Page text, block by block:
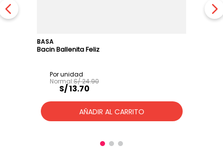
BASA
Bacin Ballenita Feliz
S/24.90
S/13.70